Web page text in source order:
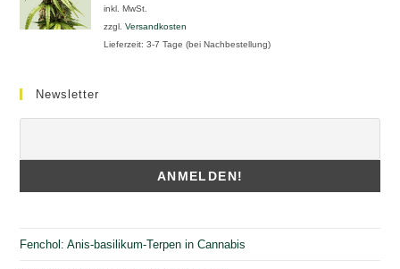
inkl. MwSt.
zzgl.Versandkosten
Lieferzeit:3-7 Tage (bei Nachbestellung)
Newsletter
Fenchol: Anis-basilikum-Terpen in Cannabis